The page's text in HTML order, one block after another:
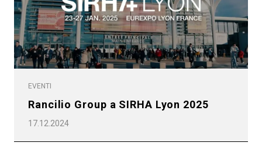
EVENTI
Rancilio Group a SIRHA Lyon 2025
17.12.2024